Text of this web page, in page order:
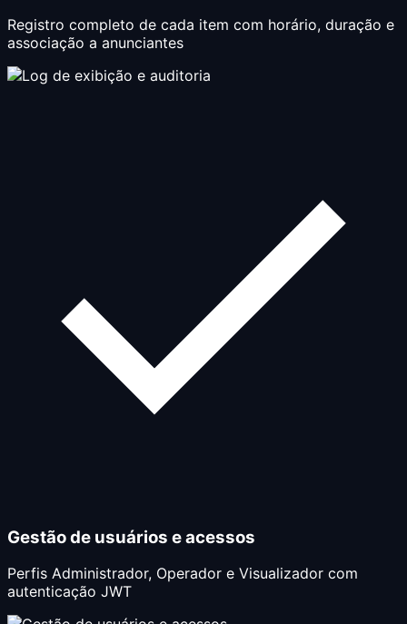
Registro completo de cada item com horário, duração e
associação a anunciantes
Gestão de usuários e acessos
Perfis Administrador, Operador e Visualizador com
autenticação JWT